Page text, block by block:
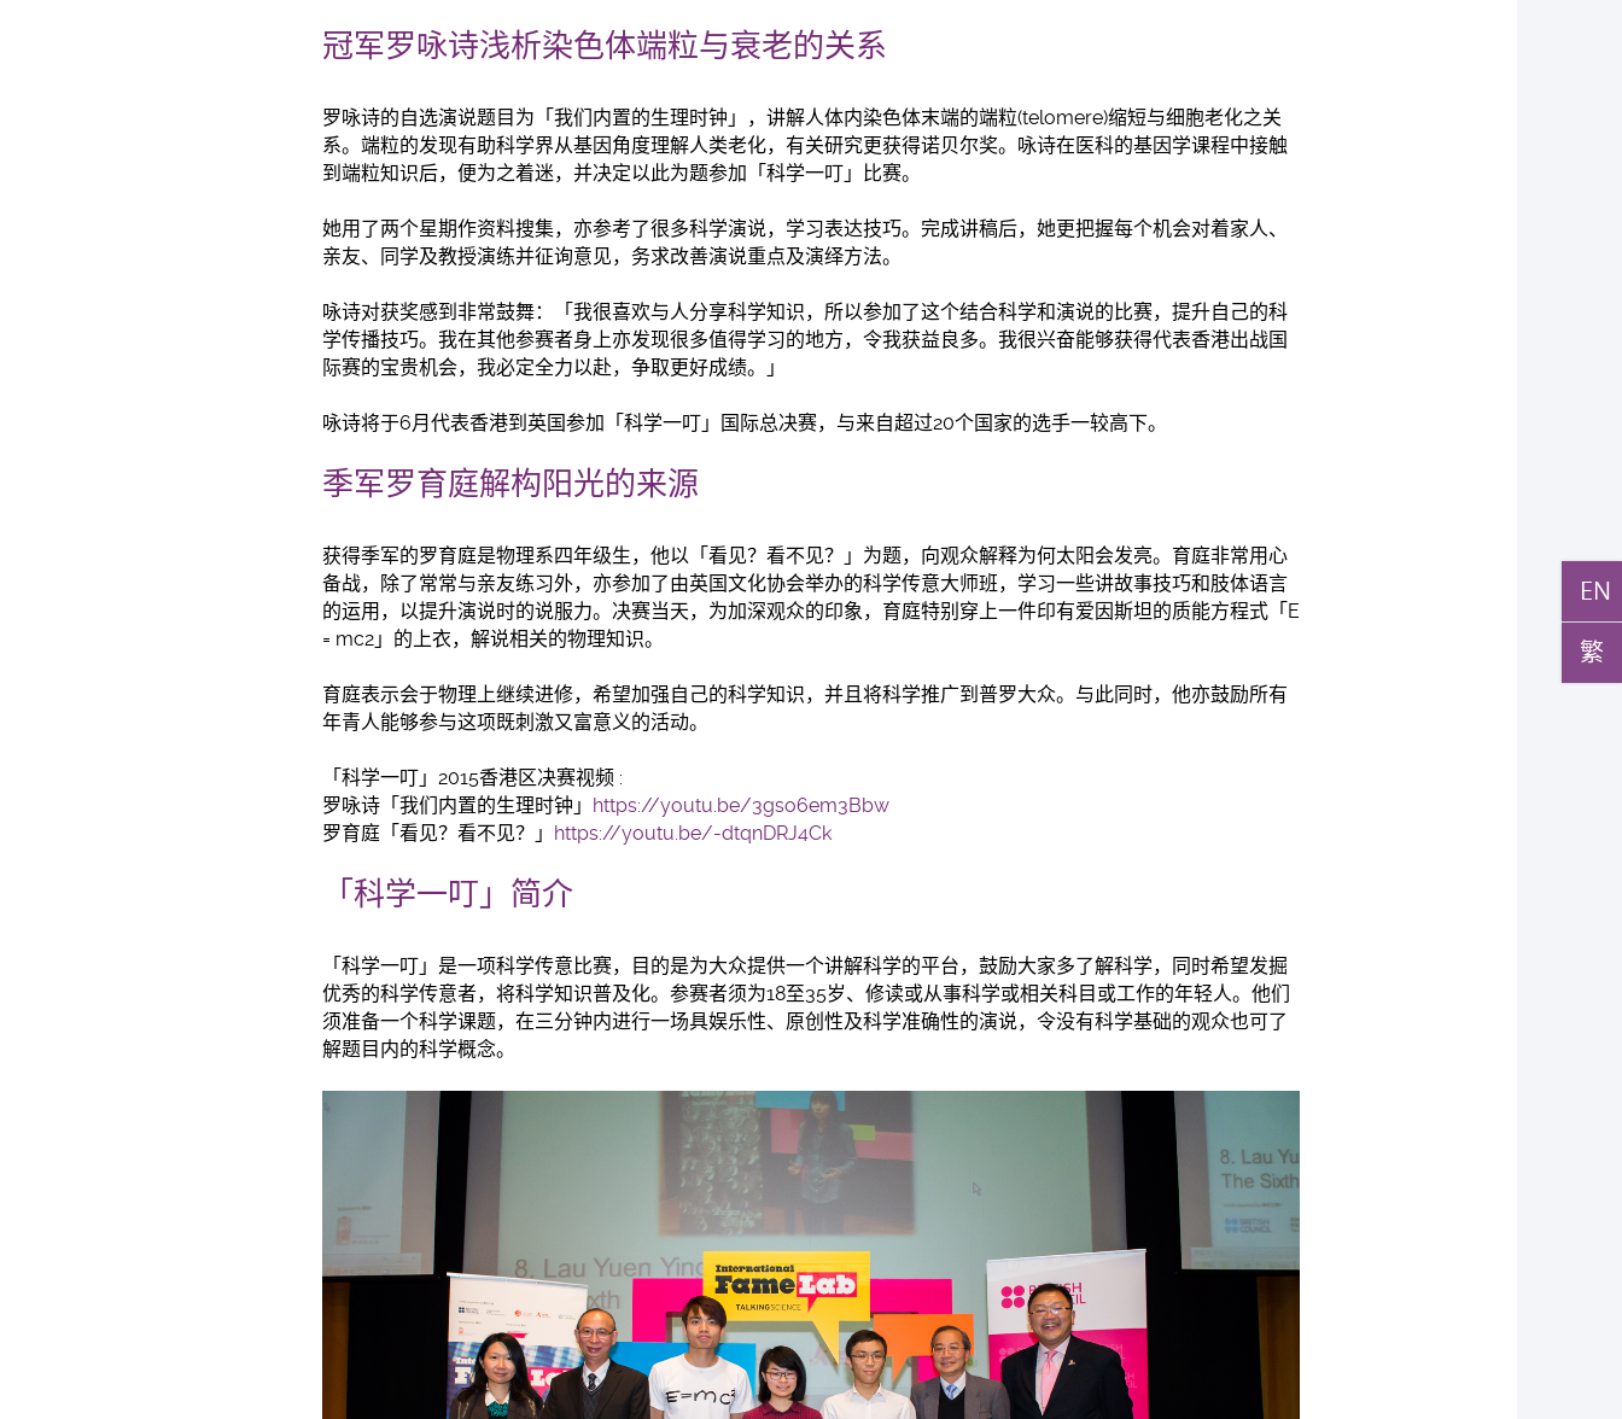
EN
繁
冠军罗咏诗浅析染色体端粒与衰老的关系
罗咏诗的自选演说题目为「我们内置的生理时钟」，讲解人体内染色体末端的端粒(telomere)缩短与细胞老化之关
系。端粒的发现有助科学界从基因角度理解人类老化，有关研究更获得诺贝尔奖。咏诗在医科的基因学课程中接触
到端粒知识后，便为之着迷，并决定以此为题参加「科学一叮」比赛。
她用了两个星期作资料搜集，亦参考了很多科学演说，学习表达技巧。完成讲稿后，她更把握每个机会对着家人、
亲友、同学及教授演练并征询意见，务求改善演说重点及演绎方法。
咏诗对获奖感到非常鼓舞：「我很喜欢与人分享科学知识，所以参加了这个结合科学和演说的比赛，提升自己的科
学传播技巧。我在其他参赛者身上亦发现很多值得学习的地方，令我获益良多。我很兴奋能够获得代表香港出战国
际赛的宝贵机会，我必定全力以赴，争取更好成绩。」
咏诗将于6月代表香港到英国参加「科学一叮」国际总决赛，与来自超过20个国家的选手一较高下。
季军罗育庭解构阳光的来源
获得季军的罗育庭是物理系四年级生，他以「看见？看不见？」为题，向观众解释为何太阳会发亮。育庭非常用心
备战，除了常常与亲友练习外，亦参加了由英国文化协会举办的科学传意大师班，学习一些讲故事技巧和肢体语言
的运用，以提升演说时的说服力。决赛当天，为加深观众的印象，育庭特别穿上一件印有爱因斯坦的质能方程式「E
= mc2」的上衣，解说相关的物理知识。
育庭表示会于物理上继续进修，希望加强自己的科学知识，并且将科学推广到普罗大众。与此同时，他亦鼓励所有
年青人能够参与这项既刺激又富意义的活动。
「科学一叮」2015香港区决赛视频 :
罗咏诗「我们内置的生理时钟」
https://youtu.be/3gso6em3Bbw
罗育庭「看见？看不见？」
https://youtu.be/-dtqnDRJ4Ck
「科学一叮」简介
「科学一叮」是一项科学传意比赛，目的是为大众提供一个讲解科学的平台，鼓励大家多了解科学，同时希望发掘
优秀的科学传意者，将科学知识普及化。参赛者须为18至35岁、修读或从事科学或相关科目或工作的年轻人。他们
须准备一个科学课题，在三分钟内进行一场具娱乐性、原创性及科学准确性的演说，令没有科学基础的观众也可了
解题目内的科学概念。